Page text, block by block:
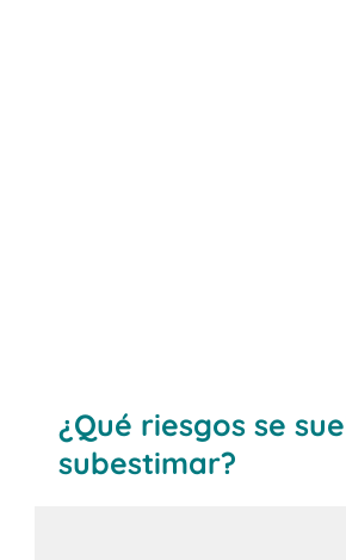
¿Qué riesgos se
subestimar?